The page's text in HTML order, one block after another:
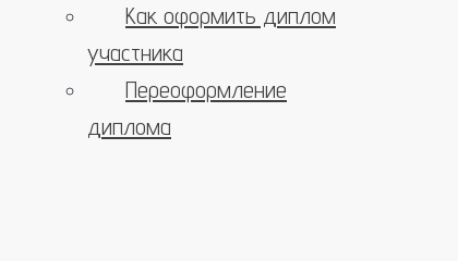
Как оформить диплом
участника
Переоформление
диплома